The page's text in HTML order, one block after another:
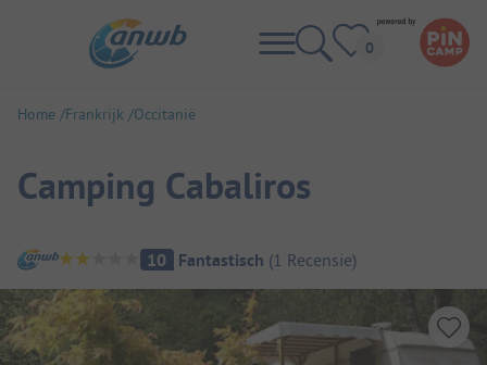
Home Frankrijk Occitanië
Camping Cabaliros
Camping overzicht
10 Fantastisch (1 Recensie)